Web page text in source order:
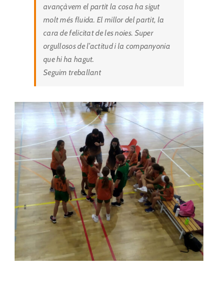
avançàvem el partit la cosa ha sigut
molt més fluida. El millor del partit, la
cara de felicitat de les noies. Super
orgullosos de l’actitud i la companyonia
que hi ha hagut.
Seguim treballant